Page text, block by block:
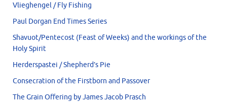
Vlieghengel / Fly Fishing
Paul Dorgan End Times Series
Shavuot/Pentecost (Feast of Weeks) and the workings of the
Holy Spirit
Herderspastei / Shepherd’s Pie
Consecration of the Firstborn and Passover
The Grain Offering by James Jacob Prasch